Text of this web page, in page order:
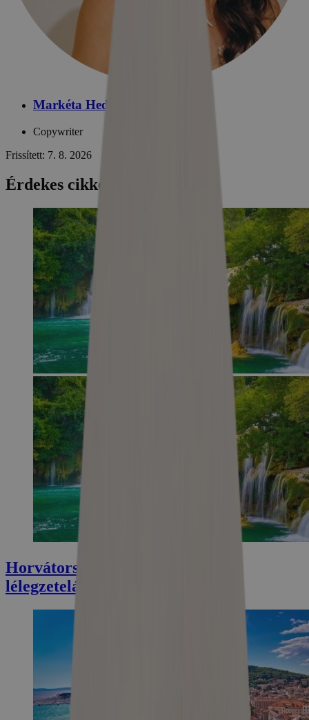
Markéta Hedbábná
Copywriter
Frissített: 7. 8. 2026
Érdekes cikkek
Horvátország legjobbjai: TOP 7
lélegzetelállító vízesés